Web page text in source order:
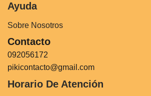
Ayuda
Sobre Nosotros
Contacto
092056172
pikicontacto@gmail.com
Horario De Atención